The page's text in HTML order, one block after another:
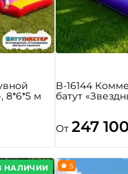
8*6*5 м
B-16144
батут
От 247
НАЛИЧИИ 5